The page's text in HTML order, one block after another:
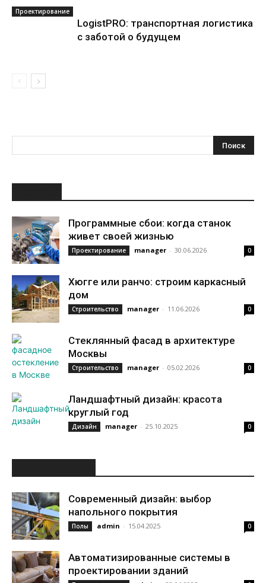
Проектирование
LogistPRO: транспортная логистика
с заботой о будущем
Программные сбои: когда станок
живет своей жизнью
Проектирование manager - 30.06.2026 0
Хюгге или ранчо: строим каркасный
дом
Строительство manager - 11.06.2026 0
Стеклянный фасад в архитектуре
Москвы
Строительство manager - 05.02.2026 0
Ландшафтный дизайн: красота
круглый год
Дизайн manager - 25.10.2025 0
Современный дизайн: выбор
напольного покрытия
Полы admin - 15.04.2025 0
Автоматизированные системы в
проектировании зданий